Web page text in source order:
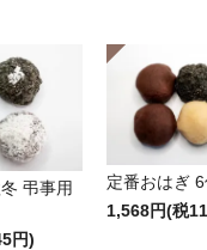
弔事用
円)
定番おはぎ
1,568円(税